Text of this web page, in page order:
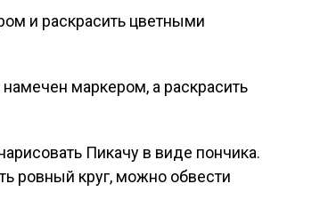
и раскрасить цветными
маркером, а раскрасить
Пикачу в виде пончика.
ровный круг, можно обвести